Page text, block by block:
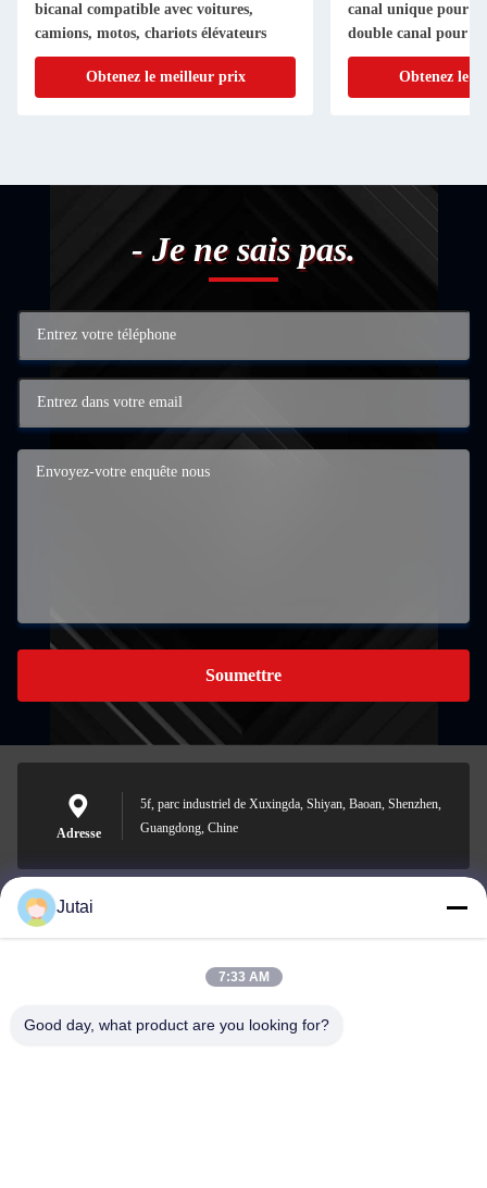
bicanal compatible avec voitures,
camions, motos, chariots élévateurs
Obtenez le meilleur prix
canal unique pour la
double canal pour le
direction
Obtenez le
- Je ne sais pas.
Soumettre
Adresse
5f, parc industriel de Xuxingda, Shiyan, Baoan, Shenzhen,
Guangdong, Chine
jutaisales18@gmail.com
Jutai
7:33 AM
Good day, what product are you looking for?